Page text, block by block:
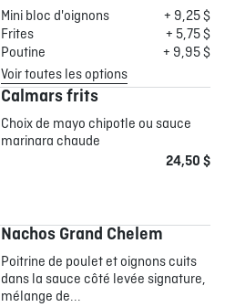
Mini bloc d'oignons
+ 9,25 $
Frites
+ 5,75 $
Poutine
+ 9,95 $
Voir toutes les options
Calmars frits
Choix de mayo chipotle ou sauce
marinara chaude
24,50 $
Nachos Grand Chelem
Poitrine de poulet et oignons cuits
dans la sauce côté levée signature,
mélange de...